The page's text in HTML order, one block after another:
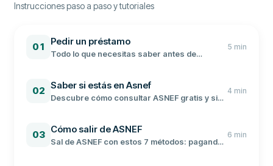
Instrucciones paso a paso y tutoriales
01 Pedir un préstamo
Todo lo que necesitas saber antes de
ofertas para no pagar de más.
5 min
02 Saber si estás en Asnef
Descubre cómo consultar ASNEF gratis y sin
ficheros de morosos.
4 min
03 Cómo salir de ASNEF
Sal de ASNEF con estos 7 métodos: pagando
6 min